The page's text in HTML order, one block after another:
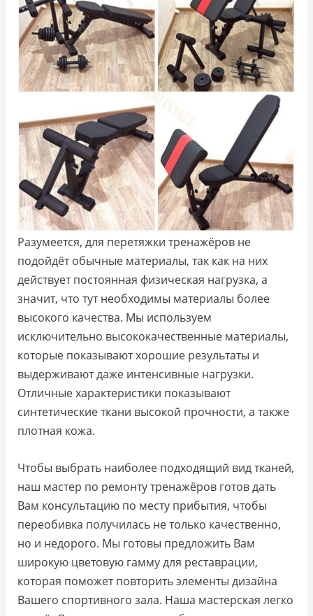
Разумеется, для перетяжки тренажёров не
подойдёт обычные материалы, так как на них
действует постоянная физическая нагрузка, а
значит, что тут необходимы материалы более
высокого качества. Мы используем
исключительно высококачественные материалы,
которые показывают хорошие результаты и
выдерживают даже интенсивные нагрузки.
Отличные характеристики показывают
синтетические ткани высокой прочности, а также
плотная кожа.
Чтобы выбрать наиболее подходящий вид тканей,
наш мастер по ремонту тренажёров готов дать
Вам консультацию по месту прибытия, чтобы
переобивка получилась не только качественно,
но и недорого. Мы готовы предложить Вам
широкую цветовую гамму для реставрации,
которая поможет повторить элементы дизайна
Вашего спортивного зала. Наша мастерская легко